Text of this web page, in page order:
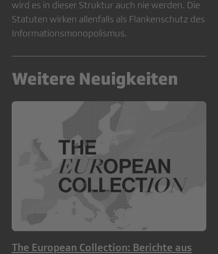
wird es in dieser Struktur auch nie werden. Die
Statuten wirken allenfalls als Flankenschutz des
Informationsmonopolismus.
Weitere Neuigkeiten
The European Collection: Berichte aus